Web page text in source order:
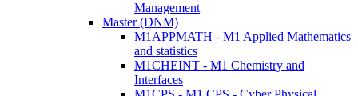
Management
Master (DNM)
M1APPMATH - M1 Applied Mathematics
and statistics
M1CHEINT - M1 Chemistry and
Interfaces